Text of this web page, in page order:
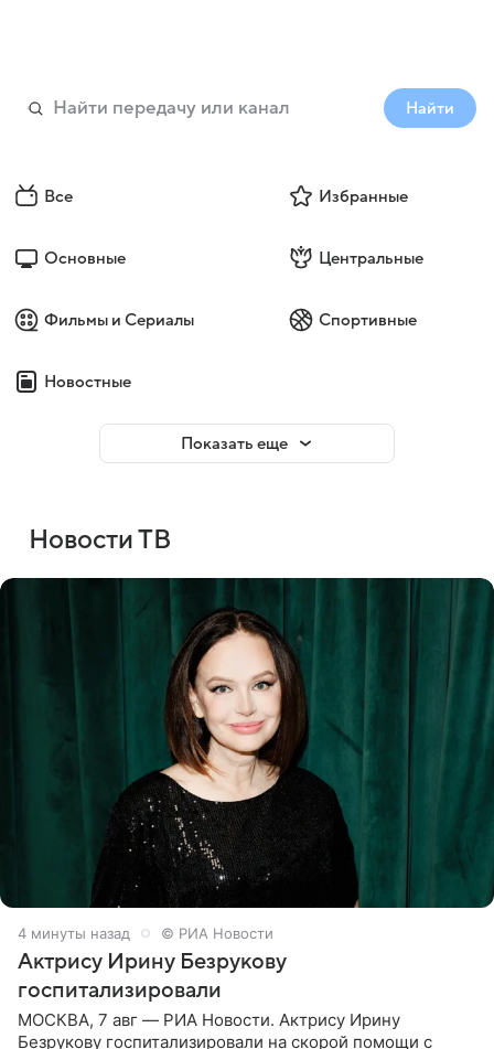
Найти
Все Избранные
Основные Центральные
Фильмы и Сериалы Спортивные
Новостные
Показать еще
Новости ТВ
4 минуты назад © РИА Новости
Актрису Ирину Безрукову
госпитализировали
МОСКВА, 7 авг — РИА Новости. Актрису Ирину
Безрукову госпитализировали на скорой помощи с